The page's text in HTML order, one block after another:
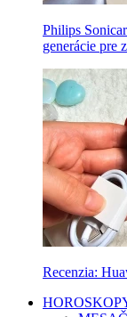
Philips
generácie pre
Recenzia: